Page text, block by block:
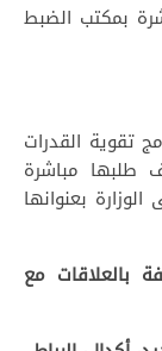
بمكتب الضبط
تقوية القدرات
طلبها مباشرة
بعنوانها
بالعلاقات مع